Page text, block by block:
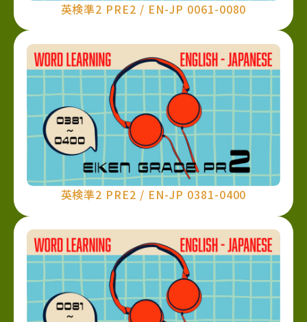
英検準2 PRE2 / EN-JP 0061-0080
英検準2 PRE2 / EN-JP 0381-0400